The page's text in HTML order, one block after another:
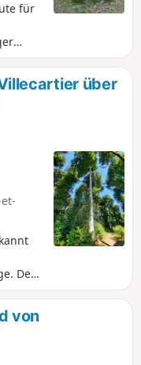
für
im
%
über
Der
von
von